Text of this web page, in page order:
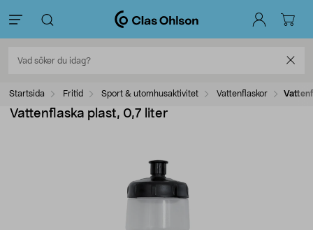
Startsida Fritid Sport & utomhusaktivitet Vattenflaskor
Vattenflaska plast, 0,7 liter